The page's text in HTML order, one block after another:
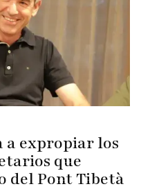
a expropiar los
que
del Pont Tibetà